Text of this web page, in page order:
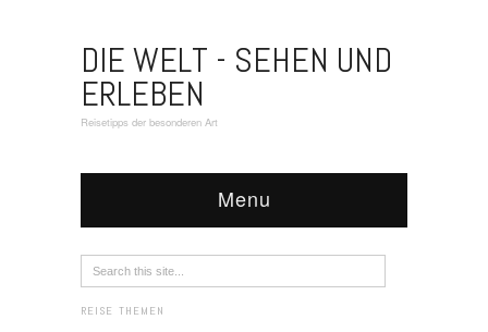
DIE WELT - SEHEN UND
ERLEBEN
Reisetipps der besonderen Art
Menu
REISE THEMEN